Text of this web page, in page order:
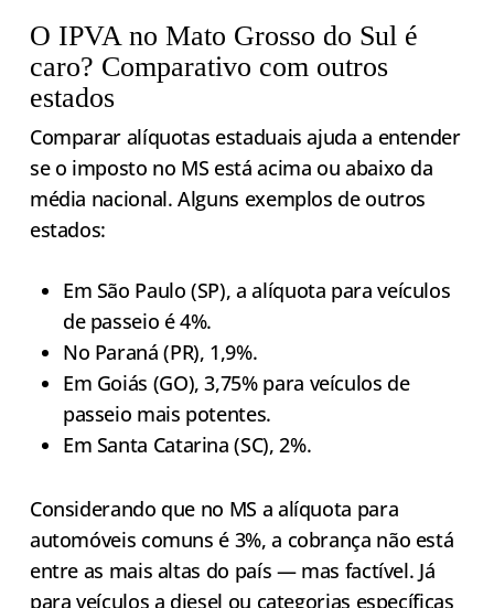
O IPVA no Mato Grosso do Sul é
caro? Comparativo com outros
estados
Comparar alíquotas estaduais ajuda a entender
se o imposto no MS está acima ou abaixo da
média nacional. Alguns exemplos de outros
estados:
Em São Paulo (SP), a alíquota para veículos
de passeio é 4%.
No Paraná (PR), 1,9%.
Em Goiás (GO), 3,75% para veículos de
passeio mais potentes.
Em Santa Catarina (SC), 2%.
Considerando que no MS a alíquota para
automóveis comuns é 3%, a cobrança não está
entre as mais altas do país — mas factível. Já
para veículos a diesel ou categorias específicas